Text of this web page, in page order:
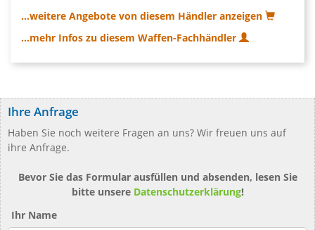
...weitere Angebote von diesem Händler anzeigen
...mehr Infos zu diesem Waffen-Fachhändler
Ihre Anfrage
Haben Sie noch weitere Fragen an uns? Wir freuen uns auf
ihre Anfrage.
Bevor Sie das Formular ausfüllen und absenden, lesen Sie
bitte unsere Datenschutzerklärung!
Ihr Name